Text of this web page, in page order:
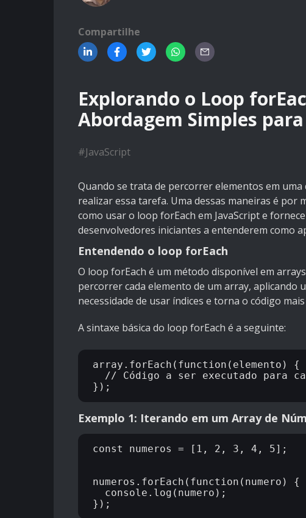
Compartilhe
Explorando o Loop
Abordagem Simples
#JavaScript
Quando se trata de percorrer elementos em uma
realizar essa tarefa. Uma dessas maneiras é
como usar o loop forEach em JavaScript e
desenvolvedores iniciantes a entenderem como
Entendendo o loop forEach
O loop forEach é um método disponível em
percorrer cada elemento de um array, aplicando
necessidade de usar índices e torna o código
A sintaxe básica do loop forEach é a seguinte:
array.forEach(function(elemento) {
// Código a ser executado para
Exemplo 1: Iterando em um Array de
const numeros = [1, 2, 3, 4, 5];
numeros.forEach(function(numero) {
console.log(numero);